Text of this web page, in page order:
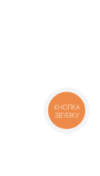
КНОПКА
ЗВ'ЯЗКУ